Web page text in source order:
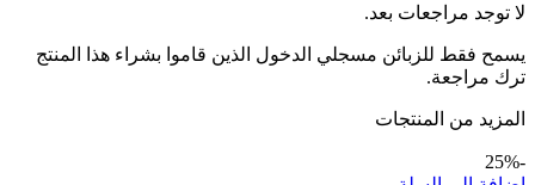
لا توجد مراجعات بعد.
يسمح فقط للزبائن مسجلي الدخول الذين قاموا بشراء هذا المنتج
ترك مراجعة.
المزيد من المنتجات
-25%